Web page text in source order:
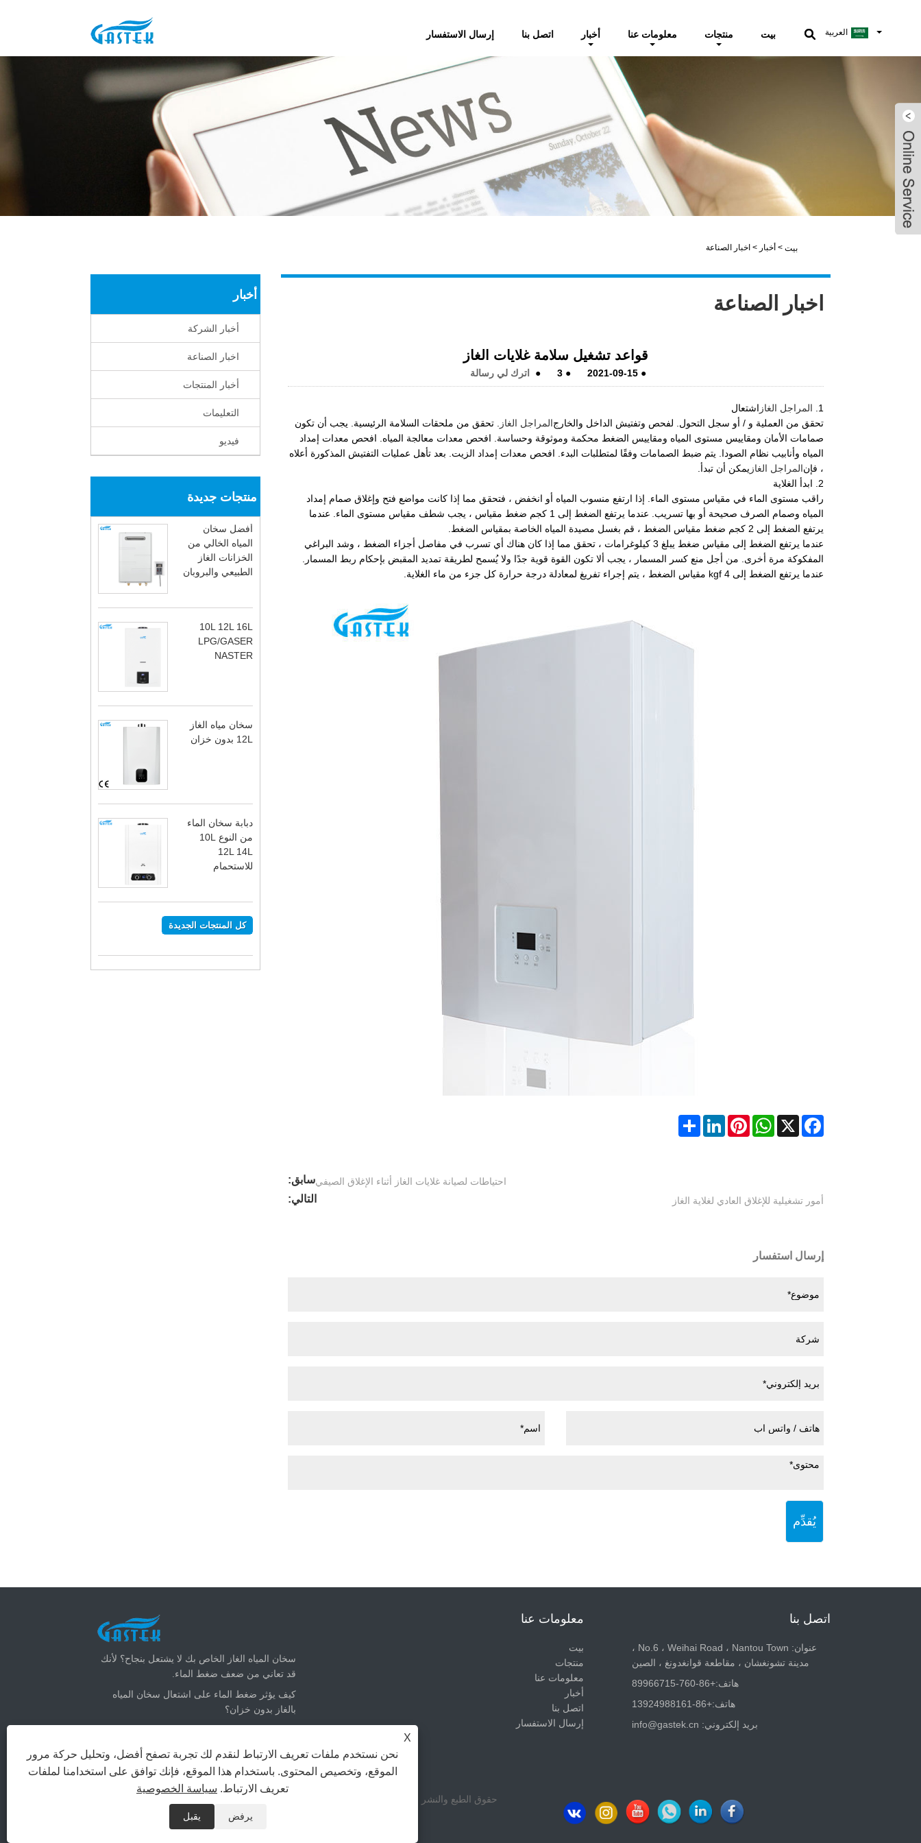
العربية بيت منتجات معلومات عنا أخبار اتصل بنا إرسال الاستفسار
بيت > أخبار > اخبار الصناعة
أخبار
أخبار الشركة
اخبار الصناعة
أخبار المنتجات
التعليمات
فيديو
منتجات جديدة
أفضل سخان
المياه الخالي من
الخزانات الغاز
الطبيعي والبروبان
10L 12L 16L
LPG/GASER
NASTER
سخان مياه الغاز
12L بدون خزان
دبابة سخان الماء
من النوع 10L
12L 14L
للاستحمام
كل المنتجات الجديدة
اخبار الصناعة
قواعد تشغيل سلامة غلايات الغاز
●
2021-09-15
●
3
● اترك لي رسالة
1. المراجل الغاز اشتعال
تحقق من العملية و / أو سجل التحول. لفحص وتفتيش الداخل والخارجالمراجل الغاز
. تحقق من ملحقات السلامة الرئيسية. يجب أن تكون
صمامات الأمان ومقاييس مستوى المياه ومقاييس الضغط محكمة وموثوقة وحساسة. افحص معدات معالجة المياه. افحص معدات إمداد
المياه وأنابيب نظام الصودا. يتم ضبط الصمامات وفقًا لمتطلبات البدء. افحص معدات إمداد الزيت. بعد تأهل عمليات التفتيش المذكورة أعلاه
، فإنالمراجل الغاز يمكن أن تبدأ.
2. ابدأ الغلاية
راقب مستوى الماء في مقياس مستوى الماء. إذا ارتفع منسوب المياه أو انخفض ، فتحقق مما إذا كانت مواضع فتح وإغلاق صمام إمداد
المياه وصمام الصرف صحيحة أو بها تسريب. عندما يرتفع الضغط إلى 1 كجم ضغط مقياس ، يجب شطف مقياس مستوى الماء. عندما
يرتفع الضغط إلى 2 كجم ضغط مقياس الضغط ، قم بغسل مصيدة المياه الخاصة بمقياس الضغط.
عندما يرتفع الضغط إلى مقياس ضغط يبلغ 3 كيلوغرامات ، تحقق مما إذا كان هناك أي تسرب في مفاصل أجزاء الضغط ، وشد البراغي
المفكوكة مرة أخرى. من أجل منع كسر المسمار ، يجب ألا تكون القوة قوية جدًا ولا يُسمح لطريقة تمديد المقبض بإحكام ربط المسمار.
عندما يرتفع الضغط إلى 4 kgf مقياس الضغط ، يتم إجراء تفريغ لمعادلة درجة حرارة كل جزء من ماء الغلاية.
Facebook
X
WhatsApp
Pinterest
LinkedIn
Share
سابق:احتياطات لصيانة غلايات الغاز أثناء الإغلاق الصيفي
التالي: أمور تشغيلية للإغلاق العادي لغلاية الغاز
إرسال استفسار
يُقدِّم
اتصل بنا
عنوان: No.6 ، Weihai Road ، Nantou Town ،
مدينة تشونغشان ، مقاطعة قوانغدونغ ، الصين
هاتف:+86-760-89966715
هاتف:+86-13924988161
بريد إلكتروني: info@gastek.cn
معلومات عنا
بيت
منتجات
معلومات عنا
أخبار
اتصل بنا
إرسال الاستفسار
سخان المياه الغاز الخاص بك لا يشتعل بنجاح؟ لأنك
قد تعاني من ضعف ضغط الماء.
كيف يؤثر ضغط الماء على اشتعال سخان المياه
بالغاز بدون خزان؟
ما هو حجم سخان الماء الساخن الغاز الذي تحتاجه؟
حقوق الطبع والنشر Zhongshan Gastek Home Appliance Company Limited جميع الحقوق محفوظة.
RSS
XML
X
نحن نستخدم ملفات تعريف الارتباط لنقدم لك تجربة تصفح أفضل، وتحليل حركة مرور
الموقع، وتخصيص المحتوى. باستخدام هذا الموقع، فإنك توافق على استخدامنا لملفات
تعريف الارتباط. سياسة الخصوصية
يرفض يقبل